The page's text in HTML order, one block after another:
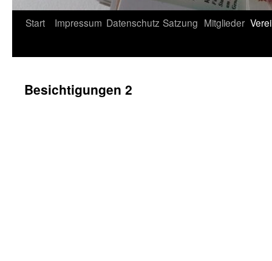
Start Impressum Datenschutz Satzung Mitglieder
Besichtigungen 2